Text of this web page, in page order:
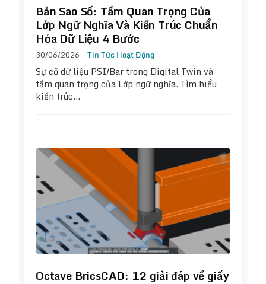
Bản Sao Số: Tầm Quan Trọng Của
Lớp Ngữ Nghĩa Và Kiến Trúc Chuẩn
Hóa Dữ Liệu 4 Bước
30/06/2026 Tin Tức Hoạt Động
Sự cố dữ liệu PSI/Bar trong Digital Twin và
tầm quan trọng của Lớp ngữ nghĩa. Tìm hiểu
kiến trúc…
Octave BricsCAD: 12 giải đáp về giấy